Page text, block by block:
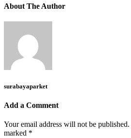
About The Author
surabayaparket
Add a Comment
Your email address will not be published.
marked *